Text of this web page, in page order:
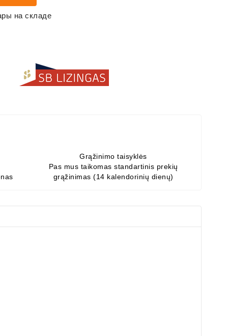
на складе
Grąžinimo taisyklės
Pas mus taikomas standartinis prekių
grąžinimas (14 kalendorinių dienų)